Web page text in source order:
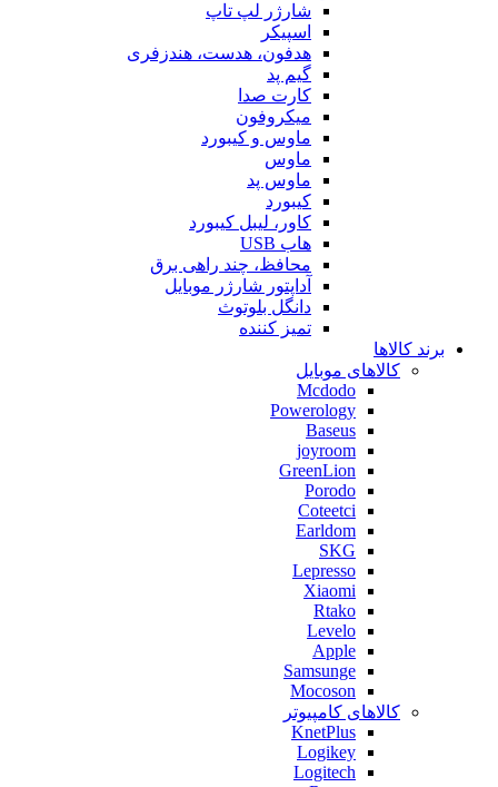
شارژر لپ تاپ
اسپیکر
هدفون، هدست، هندزفری
گیم پد
کارت صدا
میکروفون
ماوس و کیبورد
ماوس
ماوس پد
کیبورد
کاور، لیبل کیبورد
هاب USB
محافظ، چند راهی برق
آداپتور شارژر موبایل
دانگل بلوتوث
تمیز کننده
برند کالاها
کالاهای موبایل
Mcdodo
Powerology
Baseus
joyroom
GreenLion
Porodo
Coteetci
Earldom
SKG
Lepresso
Xiaomi
Rtako
Levelo
Apple
Samsunge
Mocoson
کالاهای کامپیوتر
KnetPlus
Logikey
Logitech